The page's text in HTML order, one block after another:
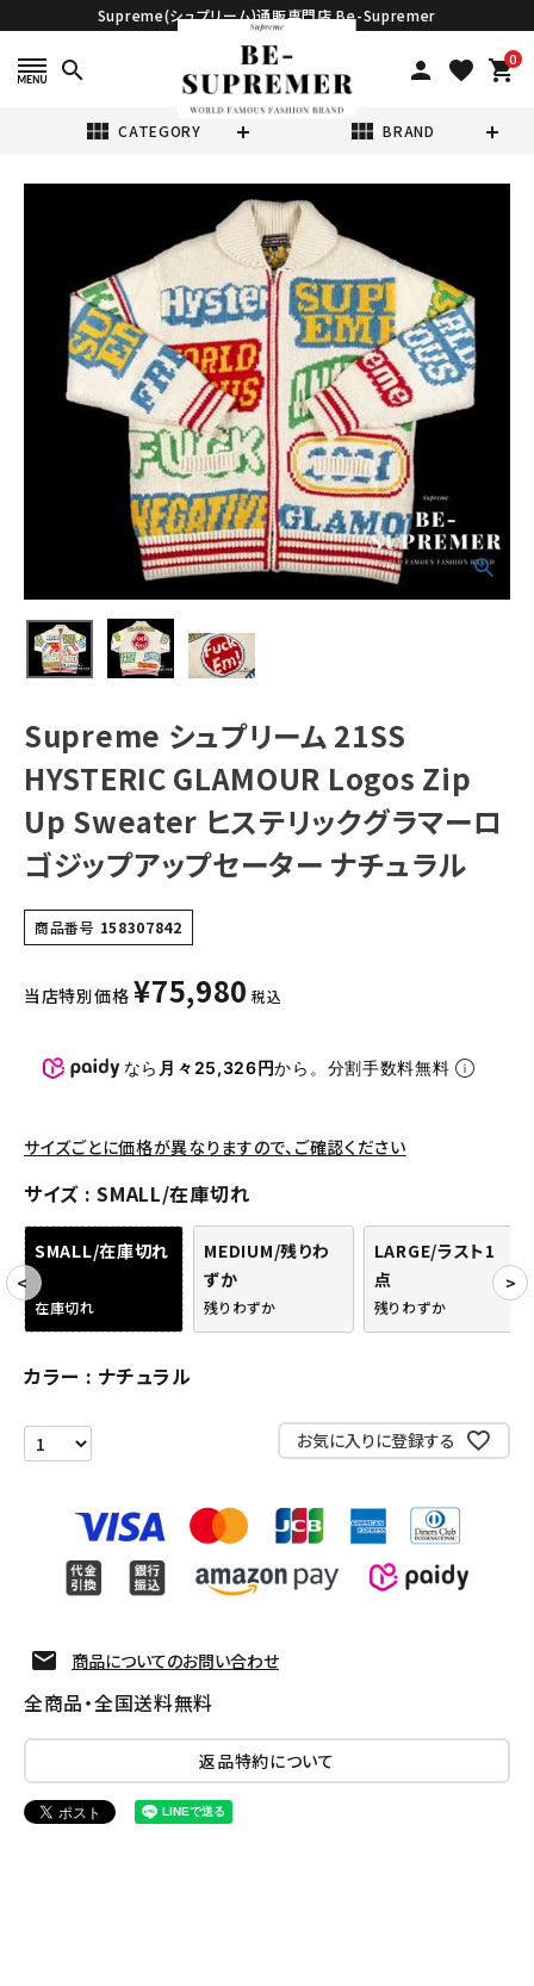
Supreme(シュプリーム)通販専門店 Be-Supremer
search person favorite 0
shopping_cart
view_module CATEGORY view_module BRAND
CATEGORY
Tシャツ・ロングスリーブ
パーカー・トレーナー
ジャケット・アウター
キャップ・ハット
ニット帽・ビーニー
バックパック・リュック
スニーカー・ブーツ
パンツ・ショーツ
SEASON
CONTENTS
ようこそ ゲスト 様
meeting_room ログイン
Follow us
Supreme シュプリーム 21SS
HYSTERIC GLAMOUR Logos Zip
Up Sweater ヒステリックグラマーロ
ゴジップアップセーター ナチュラル
商品番号 158307842
当店特別価格 ¥75,980 税込
なら 月々25,326円から。分割手数料無料
サイズごとに価格が異なりますので、ご確認ください
サイズ SMALL/在庫切れ
SMALL/在庫切れ
在庫切れ
MEDIUM/残りわ
ずか
残りわずか
LARGE/ラスト1
点
残りわずか
カラー ナチュラル
お気に入りに登録する
商品についてのお問い合わせ
全商品・全国送料無料
返品特約について